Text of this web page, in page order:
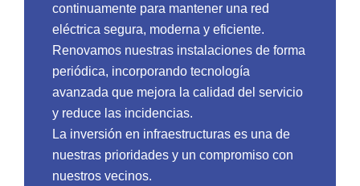
continuamente para mantener una red
eléctrica segura, moderna y eficiente.
Renovamos nuestras instalaciones de forma
periódica, incorporando tecnología
avanzada que mejora la calidad del servicio
y reduce las incidencias.
La inversión en infraestructuras es una de
nuestras prioridades y un compromiso con
nuestros vecinos.